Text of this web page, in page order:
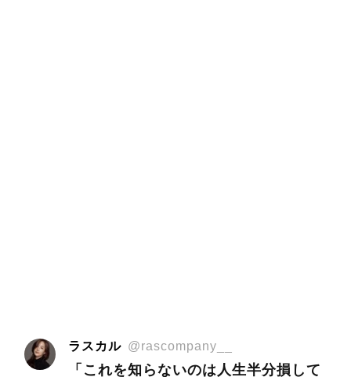
ラスカル @rascompany__
「これを知らないのは人生半分損して